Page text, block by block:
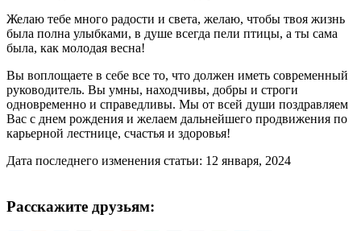
Желаю тебе много радости и света, желаю, чтобы твоя жизнь
была полна улыбками, в душе всегда пели птицы, а ты сама
была, как молодая весна!
Вы воплощаете в себе все то, что должен иметь современный
руководитель. Вы умны, находчивы, добры и строги
одновременно и справедливы. Мы от всей души поздравляем
Вас с днем рождения и желаем дальнейшего продвижения по
карьерной лестнице, счастья и здоровья!
Дата последнего изменения статьи: 12 января, 2024
Расскажите друзьям: